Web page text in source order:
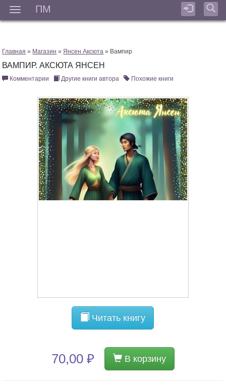
ПМ
Главная » Магазин »Янсен Аксюта » Вампир
ВАМПИР. АКСЮТА ЯНСЕН
Комментарии Другие книги автора Похожие книги
Читать книгу
70,00 ₽ В корзину